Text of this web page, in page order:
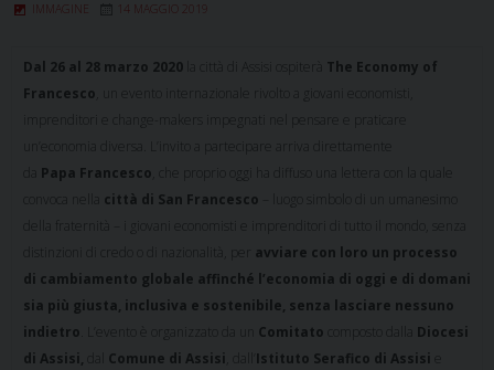
delusa
IMMAGINE 14 MAGGIO 2019
Dal 26 al 28 marzo 2020
The Economy of
Francesco , un evento internazionale rivolto a giovani economisti,
imprenditori e change-makers impegnati nel pensare e praticare
un’economia diversa. L’invito a partecipare arriva direttamente
Papa Francesco
città di San Francesco – luogo simbolo di un umanesimo
della fraternità – i giovani economisti e imprenditori di tutto il mondo, senza
avviare con loro un processo
di cambiamento globale affinché l’economia di oggi e di domani
sia più giusta, inclusiva e sostenibile, senza lasciare nessuno
indietro
Comitato composto dalla Diocesi
di Assisi,
Comune di Assisi Istituto Serafico di Assisi